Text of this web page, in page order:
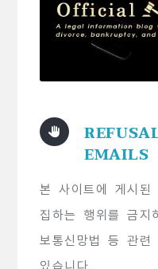
EMAILS
본 사이트에 게시된
집하는 행위를 금
보통신망법 등 관
있습니다.